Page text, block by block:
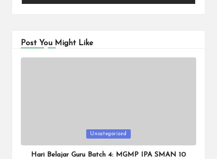
Post You Might Like
in
Uncategorized
Hari Belajar Guru Batch 4: MGMP IPA SMAN 10